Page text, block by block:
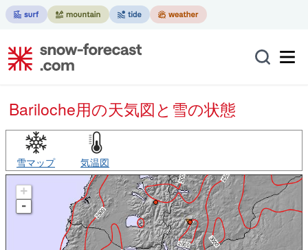
Bariloche用の天気図と雪の状態
雪マップ 気温図
+
-